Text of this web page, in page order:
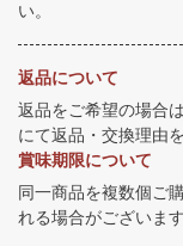
い。
返品について
返品をご希望の場合
にて返品・交換理由
賞味期限について
同一商品を複数個ご
れる場合がございま